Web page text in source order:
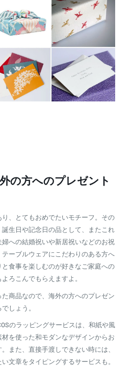
の方へのプレゼント
、とてもおめでたいモチーフ。その
生日や記念日の品として、またこれ
への結婚祝いや新居祝いなどのお祝
ーブルウェアにこだわりのある方へ
食事を楽しむのが好きなご家庭への
ろこんでもらえますよ。
商品なので、海外の方へのプレゼン
しょう。
のラッピングサービスは、和紙や風
を使った和モダンなデザインからお
また、直接手渡しできない時には、
文章をタイピングするサービスも。